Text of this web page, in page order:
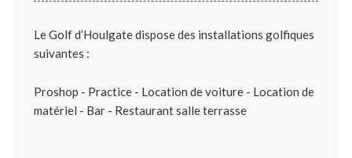
Le Golf d’Houlgate dispose des installations golfiques
suivantes :
Proshop - Practice - Location de voiture - Location de
matériel - Bar - Restaurant salle terrasse